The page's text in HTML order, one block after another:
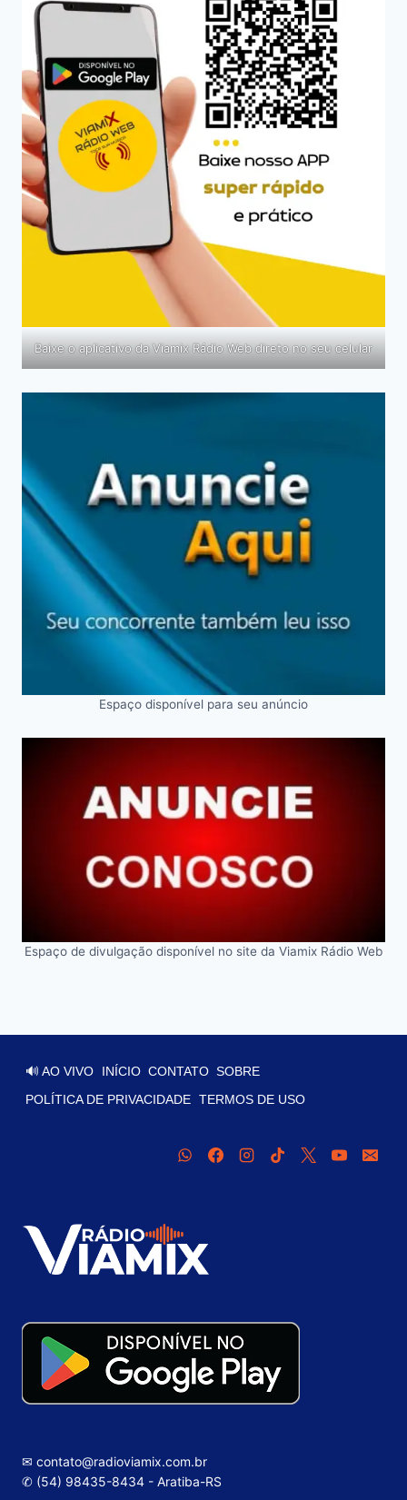
Baixe o aplicativo da Viamix Rádio Web direto no seu celular
Espaço disponível para seu anúncio
Espaço de divulgação disponível no site da Viamix Rádio Web
🔊 AO VIVO INÍCIO CONTATO SOBRE
POLÍTICA DE PRIVACIDADE TERMOS DE USO
✉ contato@radioviamix.com.br
✆ (54) 98435-8434 - Aratiba-RS